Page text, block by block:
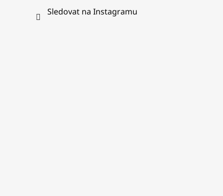
Sledovat na Instagramu